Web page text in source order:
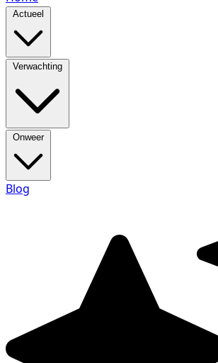
Actueel
Verwachting
Onweer
Blog